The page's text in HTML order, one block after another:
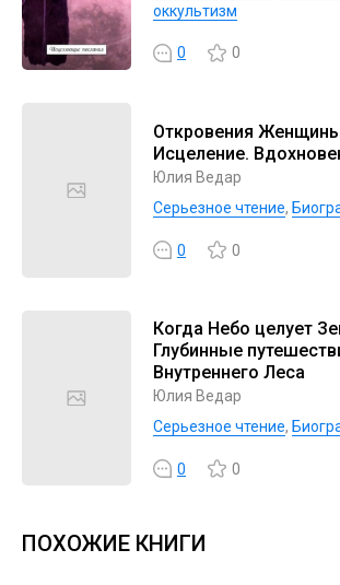
оккультизм
0 0
Откровения
Исцеление.
Юлия Ведар
Серьезное чтение,
0 0
Когда Небо целует
Глубинные
Внутреннего Леса
Юлия Ведар
Серьезное чтение,
0 0
ПОХОЖИЕ КНИГИ